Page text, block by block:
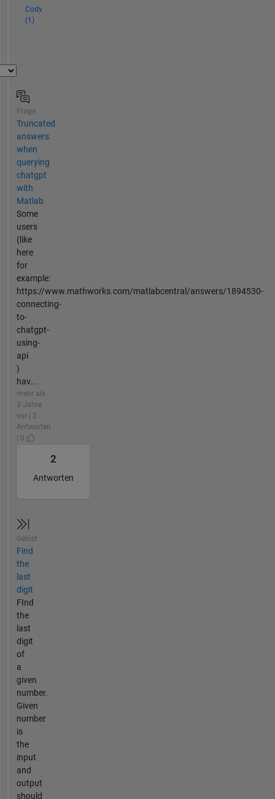
Cody
(1)
Frage
Truncated
answers
when
querying
chatgpt
with
Matlab
Some
users
(like
here
for
example:
https://www.mathworks.com/matlabcentral/answers/1894530-
connecting-
to-
chatgpt-
using-
api
)
hav...
mehr als
3 Jahre
vor | 2
Antworten
| 0
2
Antworten
Gelöst
Find
the
last
digit
FInd
the
last
digit
of
a
given
number.
Given
number
is
the
input
and
output
should